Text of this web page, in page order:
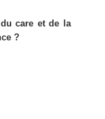
care et de la
?